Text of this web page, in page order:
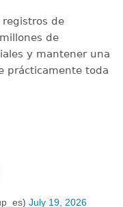
de
de
y mantener una
prácticamente toda
July 19, 2026